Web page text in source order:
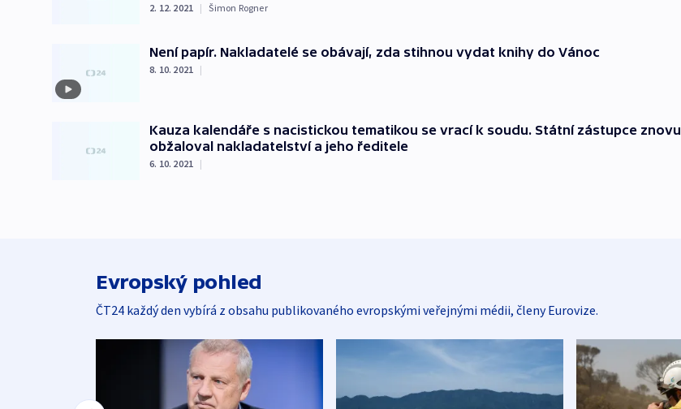
2. 12. 2021 | Šimon Rogner
Není papír. Nakladatelé se obávají, zda stihnou vydat knihy do Vánoc
8. 10. 2021 |
Kauza kalendáře s nacistickou tematikou se vrací k soudu. Státní zástupce znovu
obžaloval nakladatelství a jeho ředitele
6. 10. 2021 |
Evropský pohled
ČT24 každý den vybírá z obsahu publikovaného evropskými veřejnými médii, členy Eurovize.